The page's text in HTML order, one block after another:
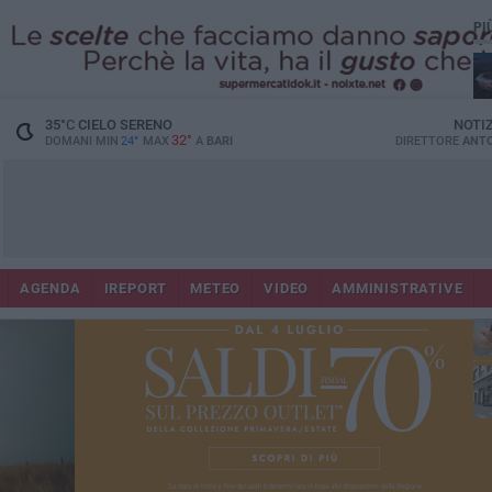
35°CCIELO SERENO
DOMANI MIN 24° MAX 32° A BARI DIRETTORE
AGENDA IREPORT METEO VIDEO AMMINISTRATIVE